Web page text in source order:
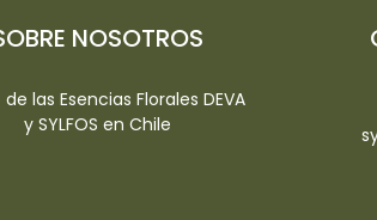
NOSOTROS
de las Esencias Florales DEVA
y SYLFOS en Chile